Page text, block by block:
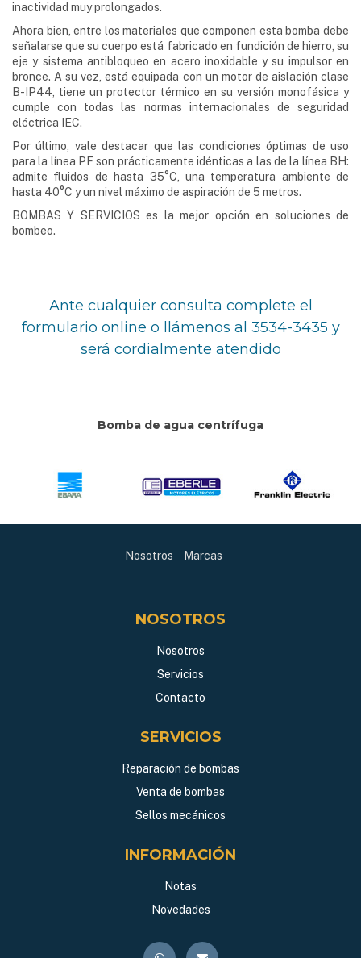
inactividad muy prolongados.
Ahora bien, entre los materiales que componen esta bomba debe
señalarse que su cuerpo está fabricado en fundición de hierro, su
eje y sistema antibloqueo en acero inoxidable y su impulsor en
bronce. A su vez, está equipada con un motor de aislación clase
B-IP44, tiene un protector térmico en su versión monofásica y
cumple con todas las normas internacionales de seguridad
eléctrica IEC.
Por último, vale destacar que las condiciones óptimas de uso
para la línea PF son prácticamente idénticas a las de la línea BH:
admite fluidos de hasta 35°C, una temperatura ambiente de
hasta 40°C y un nivel máximo de aspiración de 5 metros.
BOMBAS Y SERVICIOS es la mejor opción en soluciones de
bombeo.
Ante cualquier consulta complete el
formulario online o llámenos al 3534-3435 y
será cordialmente atendido
Bomba de agua centrífuga
Nosotros Marcas
NOSOTROS
Nosotros
Servicios
Contacto
SERVICIOS
Reparación de bombas
Venta de bombas
Sellos mecánicos
INFORMACIÓN
Notas
Novedades